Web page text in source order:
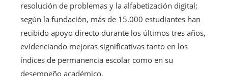
resolución de problemas y la alfabetización digital;
según la fundación, más de 15.000 estudiantes han
recibido apoyo directo durante los últimos tres años,
evidenciando mejoras significativas tanto en los
índices de permanencia escolar como en su
desempeño académico.